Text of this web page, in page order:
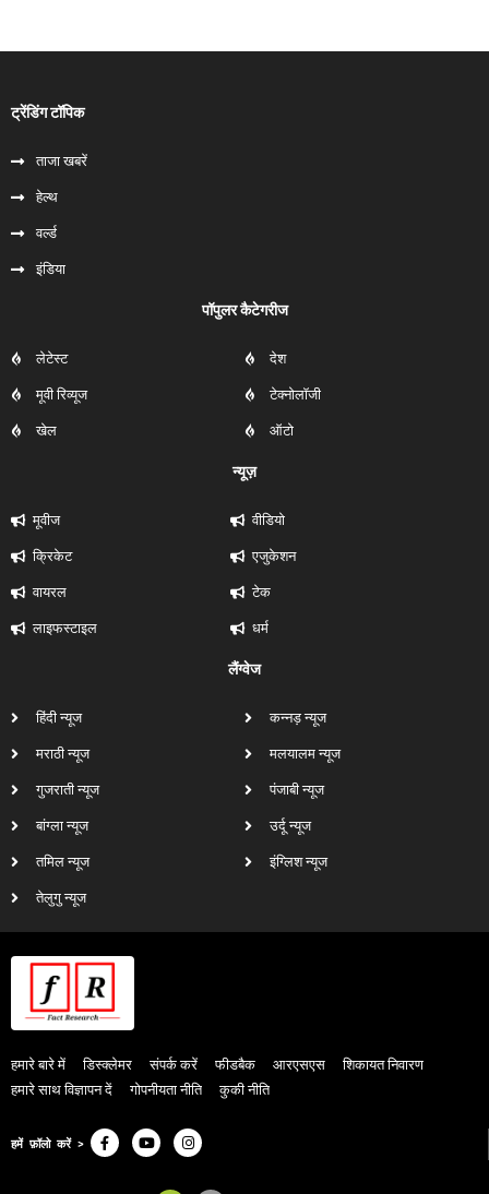
ट्रेंडिंग टॉपिक
ताजा खबरें
हेल्‍थ
वर्ल्ड
इंडिया
पॉपुलर कैटेगरीज
लेटेस्ट
मूवी रिव्यूज
खेल
देश
टेक्नोलॉजी
ऑटो
न्यूज़
मूवीज
क्रिकेट
वायरल
लाइफस्टाइल
वीडियो
एजुकेशन
टेक
धर्म
लैंग्वेज
हिंदी न्यूज
मराठी न्यूज
गुजराती न्यूज
बांग्ला न्यूज
तमिल न्यूज
तेलुगु न्यूज
कन्नड़ न्यूज
मलयालम न्यूज
पंजाबी न्यूज
उर्दू न्यूज
इंग्लिश न्यूज
हमारे बारे में डिस्क्लेमर संपर्क करें फीडबैक आरएसएस
शिकायत निवारण
हमारे साथ विज्ञापन दें
गोपनीयता नीति कुकी नीति
हमें फ़ॉलो करें >